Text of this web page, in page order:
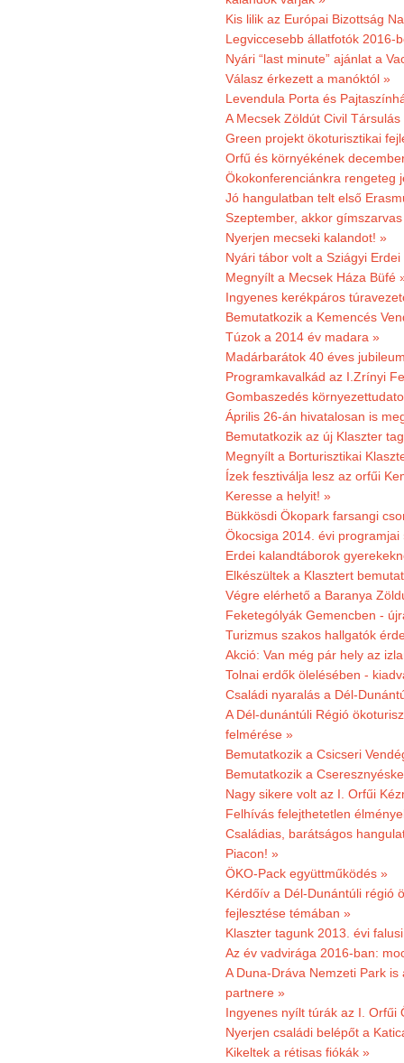
Kis lilik az Európai Bizottság
Legviccesebb állatfotók 2016-
Nyári “last minute” ajánlat a
Válasz érkezett a manóktól »
Levendula Porta és
A Mecsek Zöldút Civil
Green projekt ökoturisztikai
Orfű és környékének
Ökokonferenciánkra rengeteg
Jó hangulatban telt első
Szeptember, akkor
Nyerjen mecseki kalandot! »
Nyári tábor volt a Sziágyi
Megnyílt a Mecsek Háza Büfé
Ingyenes kerékpáros
Bemutatkozik a Kemencés
Túzok a 2014 év madara »
Madárbarátok 40 éves
Programkavalkád az I.Zrínyi
Gombaszedés
Április 26-án hivatalosan is
Bemutatkozik az új Klaszter
Megnyílt a Borturisztikai
Ízek fesztiválja lesz az orfűi
Keresse a helyit! »
Bükkösdi Ökopark farsangi
Ökocsiga 2014. évi programjai
Erdei kalandtáborok
Elkészültek a Klasztert
Végre elérhető a Baranya
Feketególyák Gemencben -
Turizmus szakos hallgatók
Akció: Van még pár hely az
Tolnai erdők ölelésében -
Családi nyaralás a Dél-
A Dél-dunántúli Régió
felmérése »
Bemutatkozik a Csicseri
Bemutatkozik a
Nagy sikere volt az I. Orfűi
Felhívás felejthetetlen
Családias, barátságos
Piacon! »
ÖKO-Pack együttműködés »
Kérdőív a Dél-Dunántúli régió
fejlesztése témában »
Klaszter tagunk 2013. évi
Az év vadvirága 2016-ban:
A Duna-Dráva Nemzeti Park
partnere »
Ingyenes nyílt túrák az I. Orfűi
Nyerjen családi belépőt a
Kikeltek a rétisas fiókák »